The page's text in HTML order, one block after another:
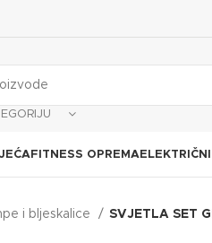
FITNESS OPREMA
i bljeskalice SVJETLA SET